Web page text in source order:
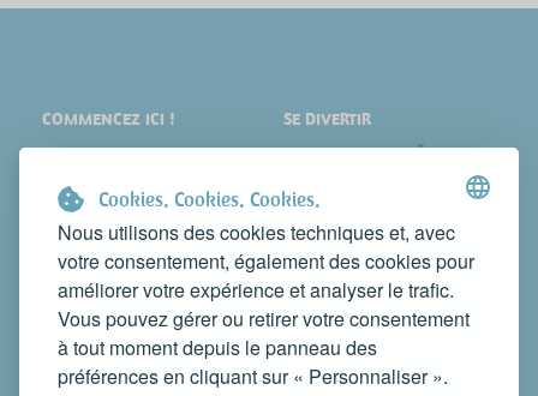
Cookies. Cookies. Cookies.
Nous utilisons des cookies techniques et, avec
votre consentement, également des cookies pour
améliorer votre expérience et analyser le trafic.
Vous pouvez gérer ou retirer votre consentement
à tout moment depuis le panneau des
préférences en cliquant sur « Personnaliser ».
COMMENCEZ ICI !
À VOIR
DORMIR
MANGER
SE DIVERTIR
ÉVÉNEMENTS
NEWS
WEB TV
CONTACTS
FAITES CONNAÎTRE VOTRE ACTIVITÉ
CONTACTEZ-NOUS POUR LA PUBLIER SUR CE SITE
info@rivieradelconero.tv